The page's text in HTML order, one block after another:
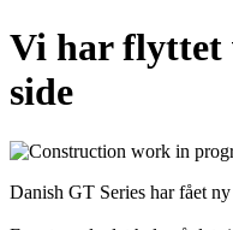
Vi har flyttet
side
Danish GT Series har fået ny